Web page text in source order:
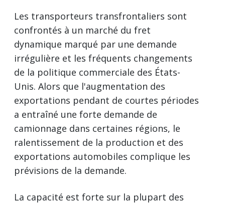
Les transporteurs transfrontaliers sont
confrontés à un marché du fret
dynamique marqué par une demande
irrégulière et les fréquents changements
de la politique commerciale des États-
Unis. Alors que l'augmentation des
exportations pendant de courtes périodes
a entraîné une forte demande de
camionnage dans certaines régions, le
ralentissement de la production et des
exportations automobiles complique les
prévisions de la demande.
La capacité est forte sur la plupart des